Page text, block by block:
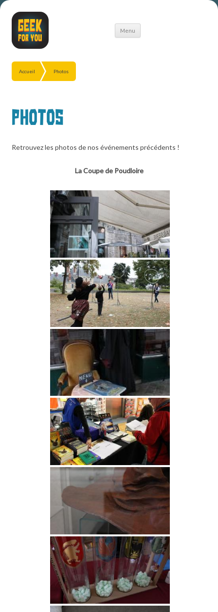
Menu
Aller
Accueil Photos
Photos
Retrouvez les photos de nos événements précédents !
La Coupe de Poudloire